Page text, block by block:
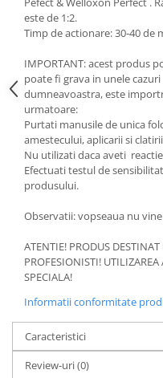
este de 1:2.
Timp de actionare: 30-40 de
IMPORTANT: acest produs
poate fi grava in unele
dumneavoastra, este
urmatoare:
Purtati manusile de unica
amestecului, aplicarii si
Nu utilizati daca aveti
Efectuati testul de
produsului.
Observatii: vopseaua nu
ATENTIE! PRODUS
PROFESIONISTI!
SPECIALA!
Informatii conformitate
Caracteristici
Review-uri(0)